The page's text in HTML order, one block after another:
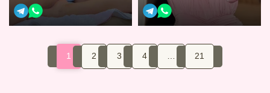
1 2 3 4 21